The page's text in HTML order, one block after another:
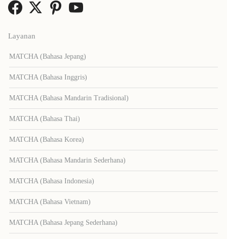
Layanan
MATCHA (Bahasa Jepang)
MATCHA (Bahasa Inggris)
MATCHA (Bahasa Mandarin Tradisional)
MATCHA (Bahasa Thai)
MATCHA (Bahasa Korea)
MATCHA (Bahasa Mandarin Sederhana)
MATCHA (Bahasa Indonesia)
MATCHA (Bahasa Vietnam)
MATCHA (Bahasa Jepang Sederhana)